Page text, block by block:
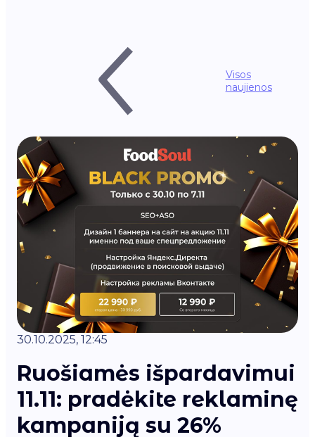
Visos
naujienos
30.10.2025, 12:45
Ruošiamės išpardavimui
11.11: pradėkite reklaminę
kampaniją su 26%